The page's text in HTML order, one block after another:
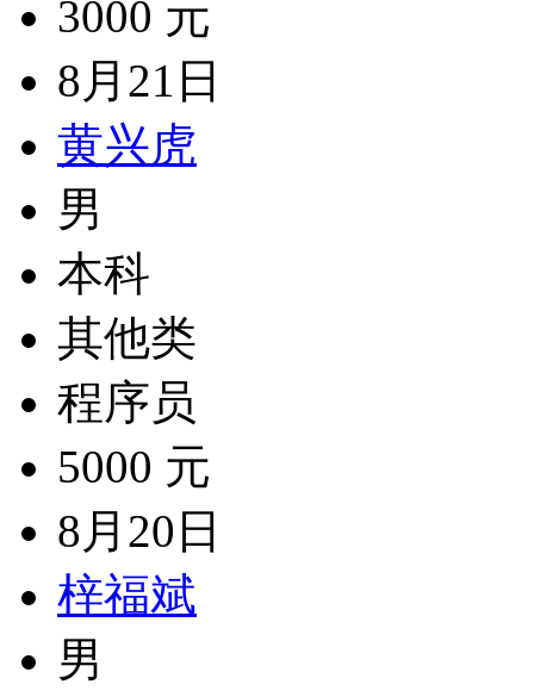
3000 元
8月21日
黄兴虎
男
本科
其他类
程序员
5000 元
8月20日
梓福斌
男